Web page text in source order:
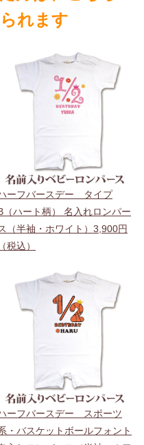
れます
ーフバースデー タイプ
（ハート柄） 名入れロンパー
（半袖・ホワイト）3,900円
（税込）
ーフバースデー スポーツ
・バスケットボールフォント